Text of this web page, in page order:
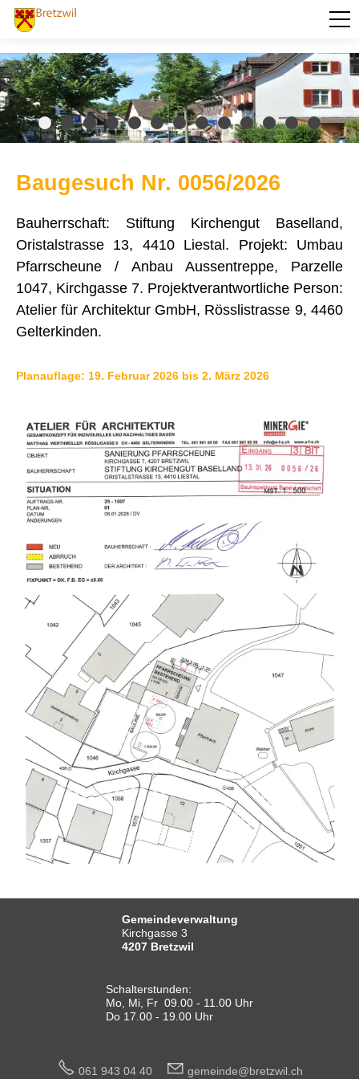
PORTRÄT
AKTUELLES
VERWALTUNG
KULTUR UND FREIZEIT
SOZIALES / GESUNDHEIT
SICHERHEIT
ENTSORGUNG UND UMWELT
IMMOBILIENANGEBOTE
STICHWORTVERZEICHNIS
GÄSTEBUCH
LINKS
Startseite
Inhalt
Kontakt
Impressum
Datenschutz
Druckansicht
Baugesuch Nr. 0056/2026
Bauherrschaft: Stiftung Kirchengut Baselland,
Oristalstrasse 13, 4410 Liestal. Projekt: Umbau
Pfarrscheune / Anbau Aussentreppe, Parzelle
1047, Kirchgasse 7. Projektverantwortliche Person:
Atelier für Architektur GmbH, Rösslistrasse 9, 4460
Gelterkinden.
Planauflage: 19. Februar 2026 bis 2. März 2026
Gemeindeverwaltung
Kirchgasse 3
4207 Bretzwil
Schalterstunden:
Mo, Mi, Fr 09.00 - 11.00 Uhr
Do 17.00 - 19.00 Uhr
061 943 04 40 g m nd br tzw l ch